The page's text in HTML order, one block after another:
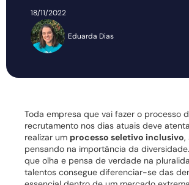
18/11/2022
Eduarda Dias
Toda empresa que vai fazer o processo
recrutamento nos dias atuais deve
realizar um processo seletivo inclusivo,
pensando na importância da diversidade.
que olha e pensa de verdade na
talentos consegue diferenciar-se das